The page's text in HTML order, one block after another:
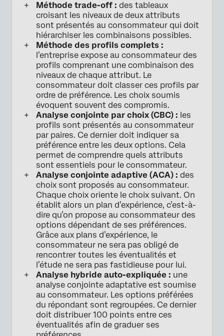
Méthode trade-off : des tableaux
croisant les niveaux de deux attributs
sont présentés au consommateur qui doit
hiérarchiser les combinaisons possibles.
Méthode des profils complets :
l’entreprise expose au consommateur des
profils comprenant une combinaison des
niveaux de chaque attribut. Le
consommateur doit classer ces profils par
ordre de préférence. Les choix soumis
évoquent souvent des compromis.
Analyse conjointe par choix (CBC) : les
profils sont présentés au consommateur
par paires. Ce dernier doit indiquer sa
préférence entre les deux options. Cela
permet de comprendre quels attributs
sont essentiels pour le consommateur.
Analyse conjointe adaptive (ACA) : des
choix sont proposés au consommateur.
Chaque choix oriente le choix suivant. On
établit alors un plan d’expérience, c’est-à-
dire qu’on propose au consommateur des
options dépendant de ses préférences.
Grâce aux plans d’expérience, le
consommateur ne sera pas obligé de
rencontrer toutes les éventualités et
l’étude ne sera pas fastidieuse pour lui.
Analyse hybride auto-expliquée : une
analyse conjointe adaptative est soumise
au consommateur. Les options préférées
du répondant sont regroupées. Ce dernier
doit distribuer 100 points entre ces
éventualités afin de graduer ses